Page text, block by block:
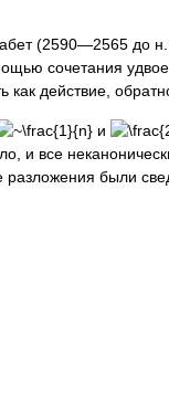
(2590—2565 до
сочетания
как действие,
и
и все
разложения были